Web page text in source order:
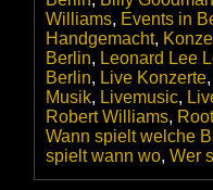
Williams, Events in
Handgemacht,
Berlin, Leonard Lee
Berlin, Live Konzerte,
Musik, Livemusic,
Robert Williams,
Wann spielt welche
spielt wann wo, Wer